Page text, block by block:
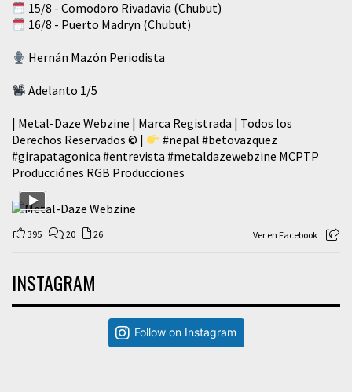
15/8 - Comodoro Rivadavia (Chubut)
16/8 - Puerto Madryn (Chubut)
Hernán Mazón Periodista
Adelanto 1/5
| Metal-Daze Webzine | Marca Registrada | Todos los
Derechos Reservados © |
#nepal #betovazquez
#girapatagonica #entrevista #metaldazewebzine MCPTP
Producciónes RGB Producciones
395 20 26 Ver en Facebook
INSTAGRAM
Follow on Instagram